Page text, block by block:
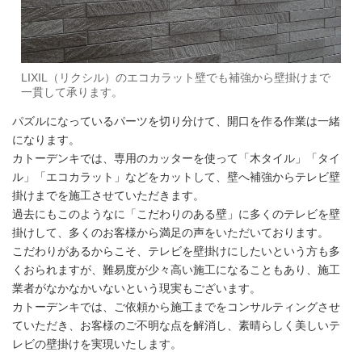
LIXIL（リクシル）のエコカラット壁でも補強から壁掛けまで
一貫して承ります。
パズルになっているパーツを切り分けて、開口を作る作業は一緒
になります。
カトーデンキでは、専用のカッターを使って「木タイル」「タイ
ル」「エコカラット」などをカットして、壁へ補強からテレビ壁
掛けまでを施工させていただきます。
過去にもこのようなに「こだわりのある壁」に多くのテレビを壁
掛けして、多くのお客様から満足の声をいただいております。
こだわりがあるからこそ、テレビを壁掛けにしたいという方も多
くおられますが、難易度が少々高い施工になることもあり、施工
業者がなかなかいないという現実もございます。
カトーデンキでは、ご依頼から施工までをコンサルティングさせ
ていただき、お客様のご不明な点を解消し、素晴らしく美しいテ
レビの壁掛けを実現いたします。